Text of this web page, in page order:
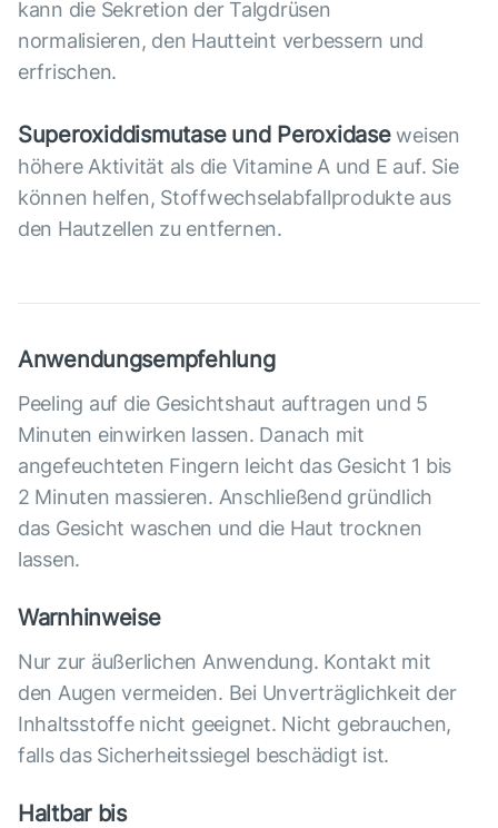
kann die Sekretion der Talgdrüsen
normalisieren, den Hautteint verbessern und
erfrischen.
Superoxiddismutase und Peroxidaseweisen
höhere Aktivität als die Vitamine A und E auf. Sie
können helfen, Stoffwechselabfallprodukte aus
den Hautzellen zu entfernen.
Anwendungsempfehlung
Peeling auf die Gesichtshaut auftragen und 5
Minuten einwirken lassen. Danach mit
angefeuchteten Fingern leicht das Gesicht 1 bis
2 Minuten massieren. Anschließend gründlich
das Gesicht waschen und die Haut trocknen
lassen.
Warnhinweise
Nur zur äußerlichen Anwendung. Kontakt mit
den Augen vermeiden. Bei Unverträglichkeit der
Inhaltsstoffe nicht geeignet. Nicht gebrauchen,
falls das Sicherheitssiegel beschädigt ist.
Haltbar bis